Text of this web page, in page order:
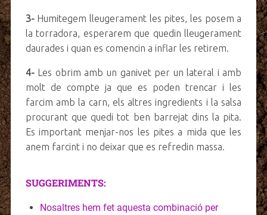
3-Humitegem lleugerament les pites, les posem a
la torradora, esperarem que quedin lleugerament
daurades i quan es comencin a inflar les retirem.
4-Les obrim amb un ganivet per un lateral i amb
molt de compte ja que es poden trencar i les
farcim amb la carn, els altres ingredients i la salsa
procurant que quedi tot ben barrejat dins la pita.
Es important menjar-nos les pites a mida que les
anem farcint i no deixar que es refredin massa.
SUGGERIMENTS:
Nosaltres hem fet aquesta combinació per